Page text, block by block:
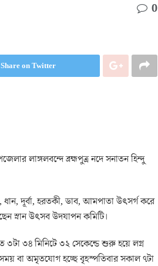
0
Share on Twitter
লাঙ্গলবন্দে ব্রহ্মপুত্র নদে সনাতন হিন্দু
ধান, দূর্বা, হরতকী, ডাব, আমপাতা উৎসর্গ করে
স্নান উৎসব উদযাপন কমিটি।
৩টা ৩৪ মিনিটে ৩২ সেকেন্ডে শুরু হয়ে লগ্ন
সময় বা অমৃতযোগ হচ্ছে বৃহস্পতিবার সকাল ৭টা